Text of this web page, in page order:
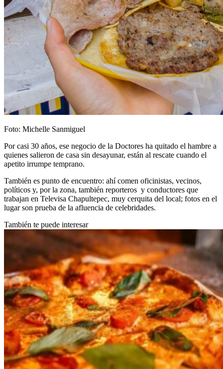
Foto: Michelle Sanmiguel
Por casi 30 años, ese negocio de la Doctores ha quitado el hambre a
quienes salieron de casa sin desayunar, están al rescate cuando el
apetito irrumpe temprano.
También es punto de encuentro: ahí comen oficinistas, vecinos,
políticos y, por la zona, también reporteros y conductores que
trabajan en Televisa Chapultepec, muy cerquita del local; fotos en el
lugar son prueba de la afluencia de celebridades.
También te puede interesar